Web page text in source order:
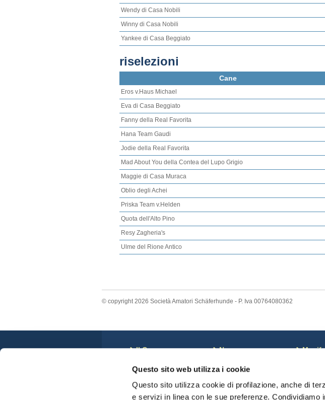
Questo sito web utilizza i cookie
Questo sito utilizza cookie di profilazione, anche di
e servizi in linea con le sue preferenze.
Wendy di Casa Nobili
Winny di Casa Nobili
Yankee di Casa Beggiato
riselezioni
Cane
Eros v.Haus Michael
Eva di Casa Beggiato
Fanny della Real Favorita
Hana Team Gaudi
Jodie della Real Favorita
Mad About You della Contea del Lupo Grigio
Maggie di Casa Muraca
Oblio degli Achei
Priska Team v.Helden
Quota dell'Alto Pino
Resy Zagheria's
Ulme del Rione Antico
© copyright 2026 Società Amatori Schäferhunde - P. Iva 00764080362
Il Cane
Anatomia del Cane
Standard di Razza
News
Notizie dal Mondo
Soci sospesi
Comunicazioni monte